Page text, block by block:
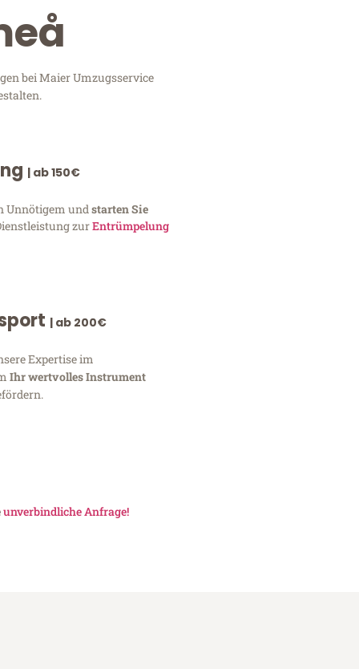
bei Maier Umzugsservice
| ab 150€
Unnötigem und starten Sie
zurEntrümpelung
| ab 200€
Expertise im
Ihr wertvolles Instrument
unverbindliche Anfrage!